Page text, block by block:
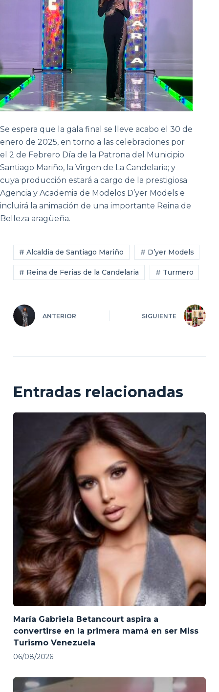
Se espera que la gala final se lleve acabo el 30 de
enero de 2025, en torno a las celebraciones por
el 2 de Febrero Día de la Patrona del Municipio
Santiago Mariño, la Virgen de La Candelaria; y
cuya producción estará a cargo de la prestigiosa
Agencia y Academia de Modelos D’yer Models e
incluirá la animación de una importante Reina de
Belleza aragüeña.
# Alcaldia de Santiago Mariño # D’yer Models
# Reina de Ferias de la Candelaria # Turmero
ANTERIOR SIGUIENTE
Entradas relacionadas
María Gabriela Betancourt aspira a
convertirse en la primera mamá en ser Miss
Turismo Venezuela
06/08/2026